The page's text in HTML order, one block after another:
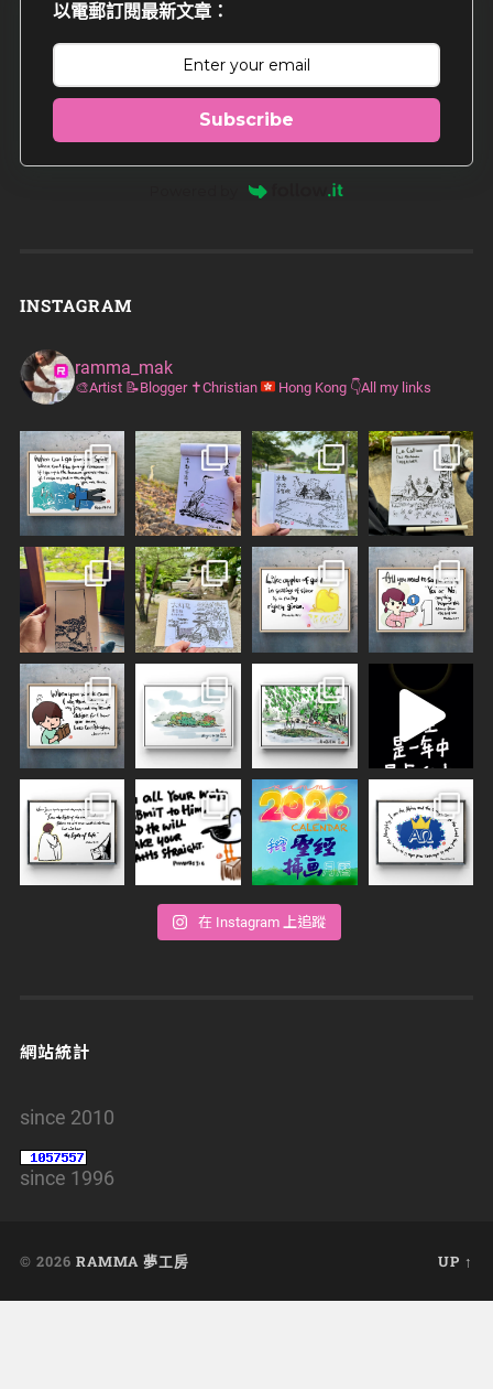
以電郵訂閱最新文章：
Subscribe
INSTAGRAM
ramma_mak
🎨Artist📝Blogger✝️Christian Hong Kong👇All my links
在 Instagram 上追蹤
網站統計
since 2010
since 1996
© 2026 RAMMA 夢工房 UP ↑